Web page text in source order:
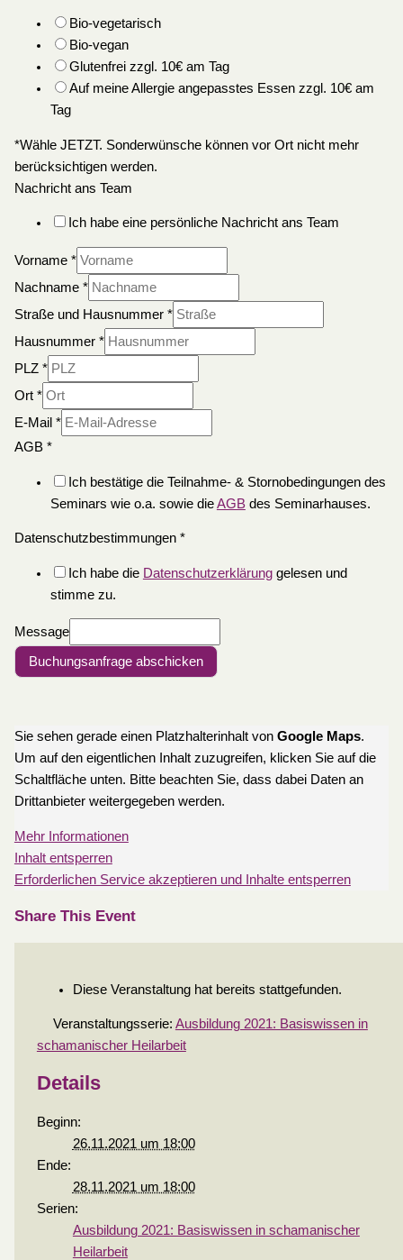
Bio-vegetarisch
Bio-vegan
Glutenfrei zzgl. 10€ am Tag
Auf meine Allergie angepasstes Essen zzgl. 10€ am
Tag
*Wähle JETZT. Sonderwünsche können vor Ort nicht mehr
berücksichtigen werden.
Nachricht ans Team
Ich habe eine persönliche Nachricht ans Team
Vorname *
Nachname *
Straße und Hausnummer *
Hausnummer *
PLZ *
Ort *
E-Mail *
AGB *
Ich bestätige die Teilnahme- & Stornobedingungen des
Seminars wie o.a. sowie dieAGBdes Seminarhauses.
Datenschutzbestimmungen *
Ich habe die Datenschutzerklärunggelesen und
stimme zu.
Message
Buchungsanfrage abschicken
Sie sehen gerade einen Platzhalterinhalt von Google Maps.
Um auf den eigentlichen Inhalt zuzugreifen, klicken Sie auf die
Schaltfläche unten. Bitte beachten Sie, dass dabei Daten an
Drittanbieter weitergegeben werden.
Mehr Informationen
Inhalt entsperren
Erforderlichen Service akzeptieren und Inhalte entsperren
Share This Event
Diese Veranstaltung hat bereits stattgefunden.
Veranstaltungsserie: Ausbildung 2021: Basiswissen in
schamanischer Heilarbeit
Details
Beginn:
26.11.2021 um 18:00
Ende:
28.11.2021 um 18:00
Serien:
Ausbildung 2021: Basiswissen in schamanischer
Heilarbeit